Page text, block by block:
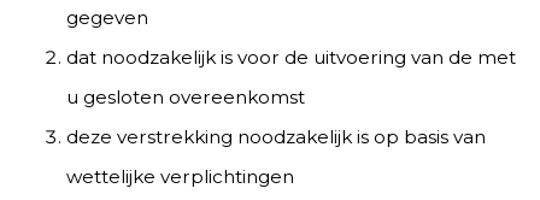
gegeven
dat noodzakelijk is voor de uitvoering van de met
u gesloten overeenkomst
deze verstrekking noodzakelijk is op basis van
wettelijke verplichtingen